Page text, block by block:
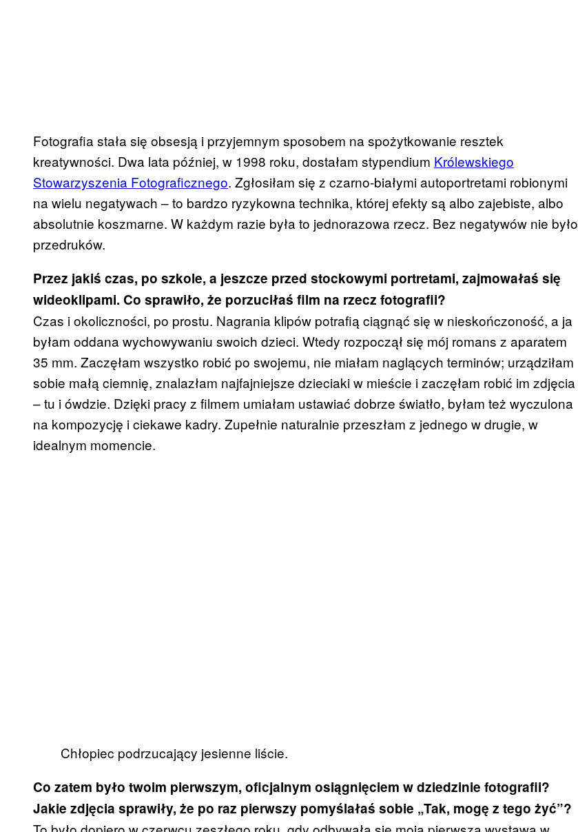
Fotografia stała się obsesją i przyjemnym sposobem na spożytkowanie resztek
kreatywności. Dwa lata później, w 1998 roku, dostałam stypendium Królewskiego
Stowarzyszenia Fotograficznego. Zgłosiłam się z czarno-białymi autoportretami robionymi
na wielu negatywach – to bardzo ryzykowna technika, której efekty są albo zajebiste, albo
absolutnie koszmarne. W każdym razie była to jednorazowa rzecz. Bez negatywów nie było
przedruków.
Przez jakiś czas, po szkole, a jeszcze przed stockowymi portretami, zajmowałaś się
wideoklipami. Co sprawiło, że porzuciłaś film na rzecz fotografii?
Czas i okoliczności, po prostu. Nagrania klipów potrafią ciągnąć się w nieskończoność, a ja
byłam oddana wychowywaniu swoich dzieci. Wtedy rozpoczął się mój romans z aparatem
35 mm. Zaczęłam wszystko robić po swojemu, nie miałam naglących terminów; urządziłam
sobie małą ciemnię, znalazłam najfajniejsze dzieciaki w mieście i zaczęłam robić im zdjęcia
– tu i ówdzie. Dzięki pracy z filmem umiałam ustawiać dobrze światło, byłam też wyczulona
na kompozycję i ciekawe kadry. Zupełnie naturalnie przeszłam z jednego w drugie, w
idealnym momencie.
Chłopiec podrzucający jesienne liście.
Co zatem było twoim pierwszym, oficjalnym osiągnięciem w dziedzinie fotografii?
Jakie zdjęcia sprawiły, że po raz pierwszy pomyślałaś sobie „Tak, mogę z tego żyć”?